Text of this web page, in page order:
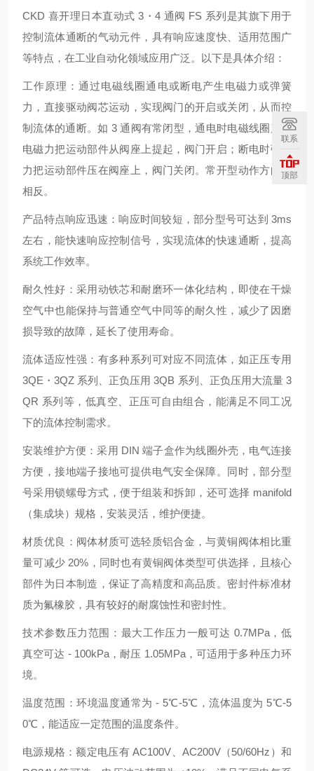
CKD 喜开理日本直动式 3・4 通阀 FS 系列是其旗下用于
控制流体通断的气动元件，具有响应速度快、适用范围广
等特点，在工业自动化领域应用广泛。以下是具体介绍：
工作原理：通过电磁线圈通电或断电产生电磁力或弹簧
力，直接驱动阀芯运动，实现阀门的开启或关闭，从而控
制流体的通断。如 3 通阀有常闭型，通电时电磁线圈产生
电磁力把运动部件从阀座上提起，阀门开启；断电时弹簧
力把运动部件压在阀座上，阀门关闭。常开型动作方向则
相反。
产品特点响应迅速：响应时间较短，部分型号可达到 3ms
左右，能快速响应控制信号，实现流体的快速通断，提高
系统工作效率。
耐久性好：采用动铁芯和耐磨环一体化结构，即使在干燥
空气中也能保持与普通空气中同等的耐久性，减少了因磨
损导致的故障，延长了使用寿命。
流体适应性强：有多种系列可对应不同流体，如正压专用
3QE・3QZ 系列、正负压用 3QB 系列、正负压用大流量 3
QR 系列等，低真空、正压可自由组合，能满足不同工况
下的流体控制需求。
安装维护方便：采用 DIN 端子盒作为线圈外壳，电气连接
方便，接地端子接地可提供电气安全保障。同时，部分型
号采用锁螺母方式，便于组装和拆卸，还可选择 manifold
（集成块）规格，安装灵活，维护便捷。
材质优良：阀体材质可选轻质铝合金，与黄铜阀体相比重
量可减少 20%，同时也有黄铜阀体类型可供选择，且核心
部件为日本制造，保证了高精度和高品质。密封件标准材
质为氟橡胶，具有较好的耐腐蚀性和密封性。
技术参数压力范围：最大工作压力一般可达 0.7MPa，低
真空可达 - 100kPa，耐压 1.05MPa，可适用于多种压力环
境。
温度范围：环境温度通常为 - 5℃-5℃，流体温度为 5℃-5
0℃，能适应一定范围的温度条件。
电源规格：额定电压有 AC100V、AC200V（50/60Hz）和
联系
顶部